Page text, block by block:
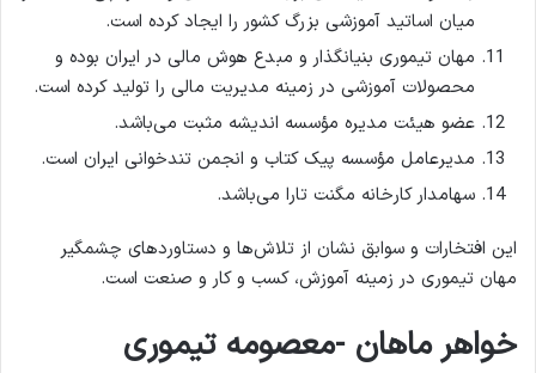
میان اساتید آموزشی بزرگ کشور را ایجاد کرده است.
مهان تیموری بنیانگذار و مبدع هوش مالی در ایران بوده و
محصولات آموزشی در زمینه مدیریت مالی را تولید کرده است.
عضو هیئت مدیره مؤسسه اندیشه مثبت می‌باشد.
مدیرعامل مؤسسه پیک کتاب و انجمن تندخوانی ایران است.
سهامدار کارخانه مگنت تارا می‌باشد.
این افتخارات و سوابق نشان از تلاش‌ها و دستاوردهای چشمگیر
مهان تیموری در زمینه آموزش، کسب و کار و صنعت است.
خواهر ماهان -معصومه تیموری